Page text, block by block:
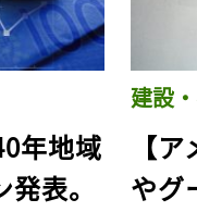
年地域
表。
建設
【
やグ